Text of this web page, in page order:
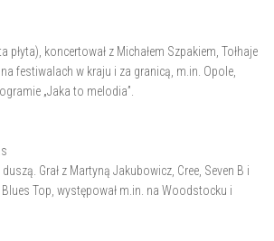
płyta), koncertował z Michałem Szpakiem, Tołhaje
na festiwalach w kraju i za granicą, m.in. Opole,
„Jaka to melodia”.
Grał z Martyną Jakubowicz, Cree, Seven B i
Top, występował m.in. na Woodstocku i